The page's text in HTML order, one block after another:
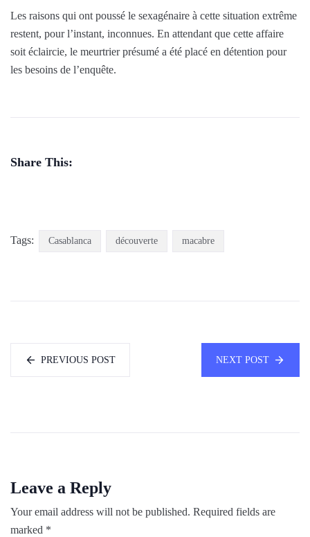
Les raisons qui ont poussé le sexagénaire à cette situation extrême
restent, pour l’instant, inconnues. En attendant que cette affaire
soit éclaircie, le meurtrier présumé a été placé en détention pour
les besoins de l’enquête.
Share This:
Tags: Casablanca découverte macabre
PREVIOUS POST NEXT POST
Leave a Reply
Your email address will not be published. Required fields are
marked *